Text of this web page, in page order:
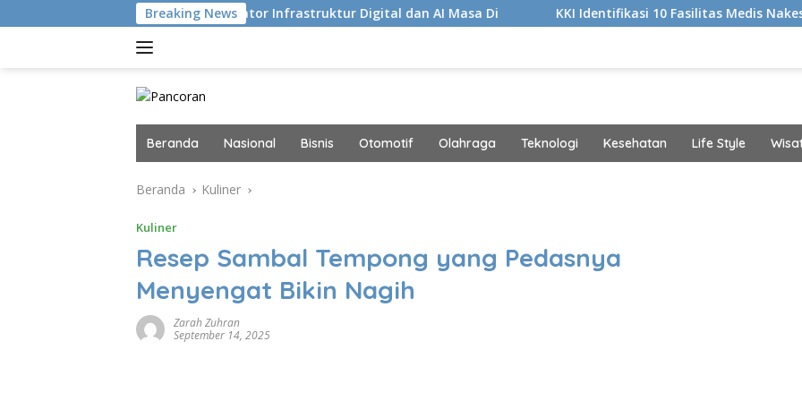
ke
Breaking News
Navigator Infrastruktur Digital dan AI Masa Di KKI Identifikasi 10 Fasilitas Medis Nakes yang Diduga
Beranda Nasional Bisnis Otomotif Olahraga Teknologi Kesehatan Life Style
Beranda Kuliner
Kuliner
Resep Sambal Tempong yang Pedasnya
Menyengat Bikin Nagih
Zarah Zuhran
September 14, 2025